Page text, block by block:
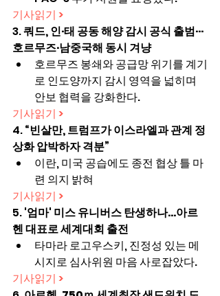
기사읽기 >
3. 쿼드, 인·태 공동 해양 감시 공식 출범···
호르무즈·남중국해 동시 겨냥
호르무즈 봉쇄와 공급망 위기를 계기
로 인도양까지 감시 영역을 넓히며
안보 협력을 강화한다.
기사읽기 >
4. “빈살만, 트럼프가 이스라엘과 관계 정
상화 압박하자 격분”
이란, 미국 공습에도 종전 협상 틀 마
련 의지 밝혀
기사읽기 >
5. '엄마' 미스 유니버스 탄생하나…아르
헨 대표로 세계대회 출전
타마라 로고우스키, 진정성 있는 메
시지로 심사위원 마음 사로잡았다.
기사읽기 >